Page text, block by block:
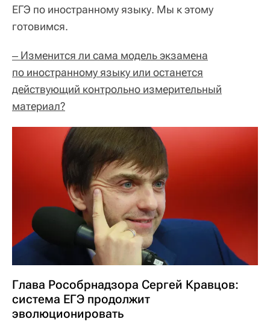
ЕГЭ по иностранному языку. Мы к этому
готовимся.
‒ Изменится ли сама модель экзамена
по иностранному языку или останется
действующий контрольно измерительный
материал?
Глава Рособрнадзора Сергей Кравцов:
система ЕГЭ продолжит
эволюционировать